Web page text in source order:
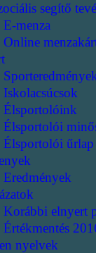
segítő
E-menza
Online
Iskolacsúcsok
Élsportolóink
Élsportolói
Élsportolói űrlap
Eredmények
Korábbi elnyert
Értékmentés
nyelvek